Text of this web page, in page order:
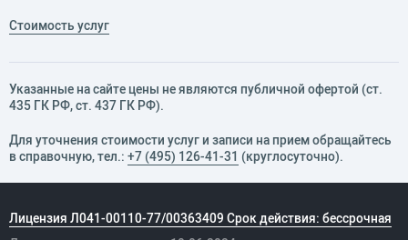
Стоимость услуг
Указанные на сайте цены не являются публичной офертой (ст.
435 ГК РФ, cт. 437 ГК РФ).
Для уточнения стоимости услуг и записи на прием обращайтесь
в справочную, тел.: +7 (495) 126-41-31 (круглосуточно).
Лицензия Л041-00110-77/00363409 Срок действия: бессрочная